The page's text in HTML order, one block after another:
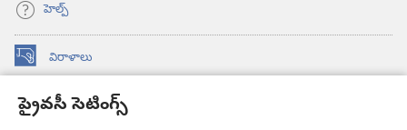
ప్రైవసీ సెటింగ్స్
హెల్ప్‌
విరాళాలు
(కొత్త
ఓపెన్‌ కావలికోట ఆన్‌లైన్‌ లైబ్రరీ
(కొత్త